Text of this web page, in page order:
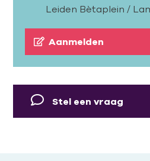
Leiden Bètaplein /
Aanmelden
Stel een vraag